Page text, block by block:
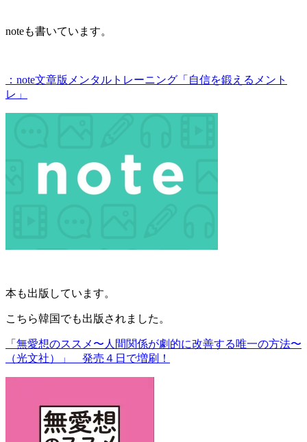
noteも書いています。
：note文章版メンタルトレーニング「自信を鍛えるメント
レ」
本も出版しています。
こちら韓国でも出版されました。
「無愛想のススメ〜人間関係が劇的に改善する唯一の方法〜
（光文社）」 発売４日で増刷！